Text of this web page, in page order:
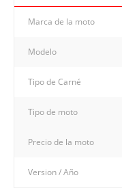
Marca de la moto
Modelo
Tipo de Carné
Tipo de moto
Precio de la moto
Version / Año